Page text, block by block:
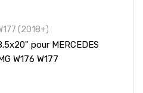
(2018+)
pour MERCEDES
W176 W177